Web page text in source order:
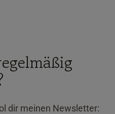
dir meinen Newsletter: